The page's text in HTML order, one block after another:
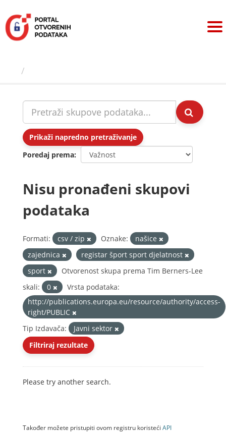
sadržaj
Prikaži napredno pretraživanje
Poredaj prema
Nisu pronađeni skupovi
podataka
Formati: csv / zip Oznake:
našice
zajednica
registar šport sport djelatnost
sport
Otvorenost skupa prema Tim Berners-Lee
skali:
0
Vrsta podataka:
http://publications.europa.eu/resource/authority/access-
right/PUBLIC
Tip Izdavača:
Javni sektor
Filtriraj rezultate
Please try another search.
Također možete pristupiti ovom registru koristeći API